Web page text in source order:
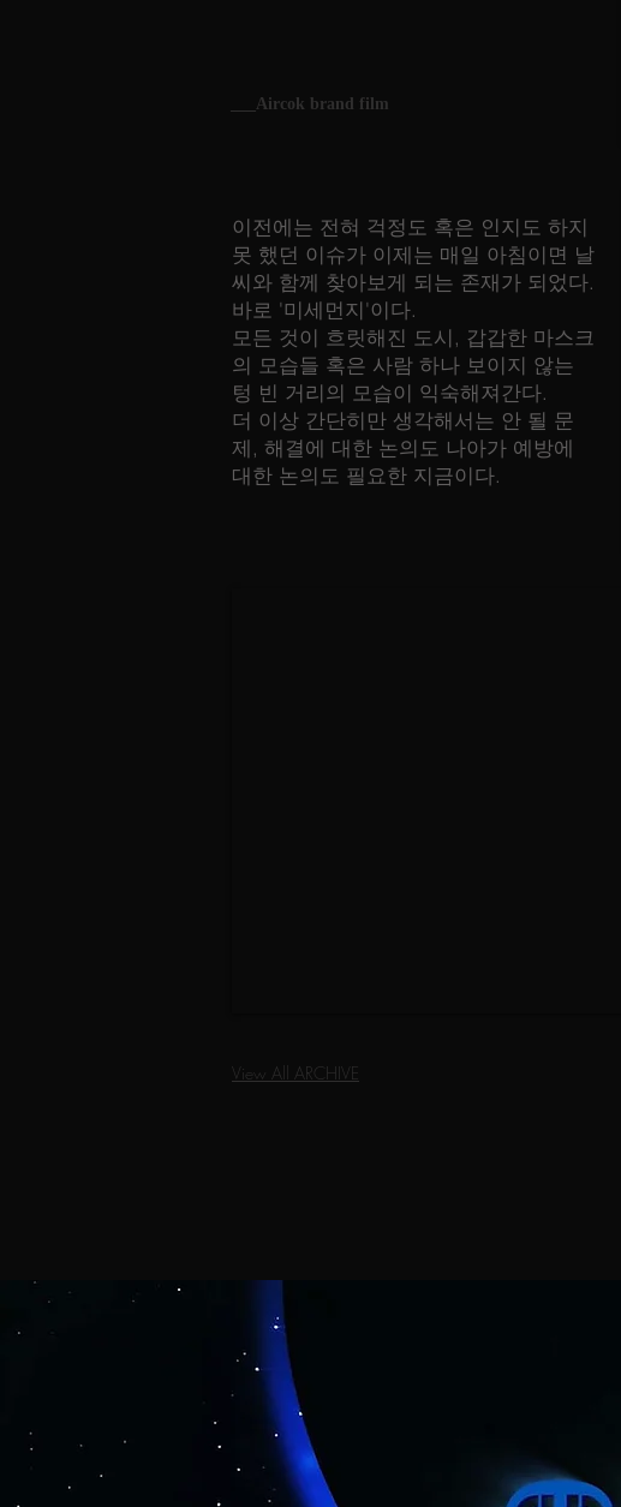
___Aircok brand film
이전에는 전혀 걱정도 혹은 인지도 하지
못 했던 이슈가 이제는 매일 아침이면 날
씨와 함께 찾아보게 되는 존재가 되었다.
바로 '미세먼지'이다.
모든 것이 흐릿해진 도시, 갑갑한 마스크
의 모습들 혹은 사람 하나 보이지 않는
텅 빈 거리의 모습이 익숙해져간다.
더 이상 간단히만 생각해서는 안 될 문
제, 해결에 대한 논의도 나아가 예방에
대한 논의도 필요한 지금이다.
View All ARCHIVE